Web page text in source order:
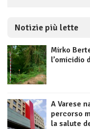
Notizie più lette
Mirko
l’omicidio
A Varese
percorso
la salute